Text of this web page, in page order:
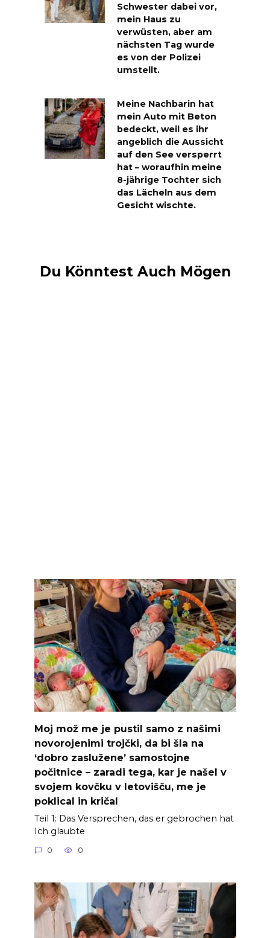
Schwester dabei vor,
mein Haus zu
verwüsten, aber am
nächsten Tag wurde
es von der Polizei
umstellt.
Meine Nachbarin hat
mein Auto mit Beton
bedeckt, weil es ihr
angeblich die Aussicht
auf den See versperrt
hat – woraufhin meine
8-jährige Tochter sich
das Lächeln aus dem
Gesicht wischte.
Du Könntest Auch Mögen
Moj mož me je pustil samo z našimi
novorojenimi trojčki, da bi šla na
‘dobro zaslužene’ samostojne
počitnice – zaradi tega, kar je našel v
svojem kovčku v letovišču, me je
poklical in kričal
Teil 1: Das Versprechen, das er gebrochen hat
Ich glaubte
0 0